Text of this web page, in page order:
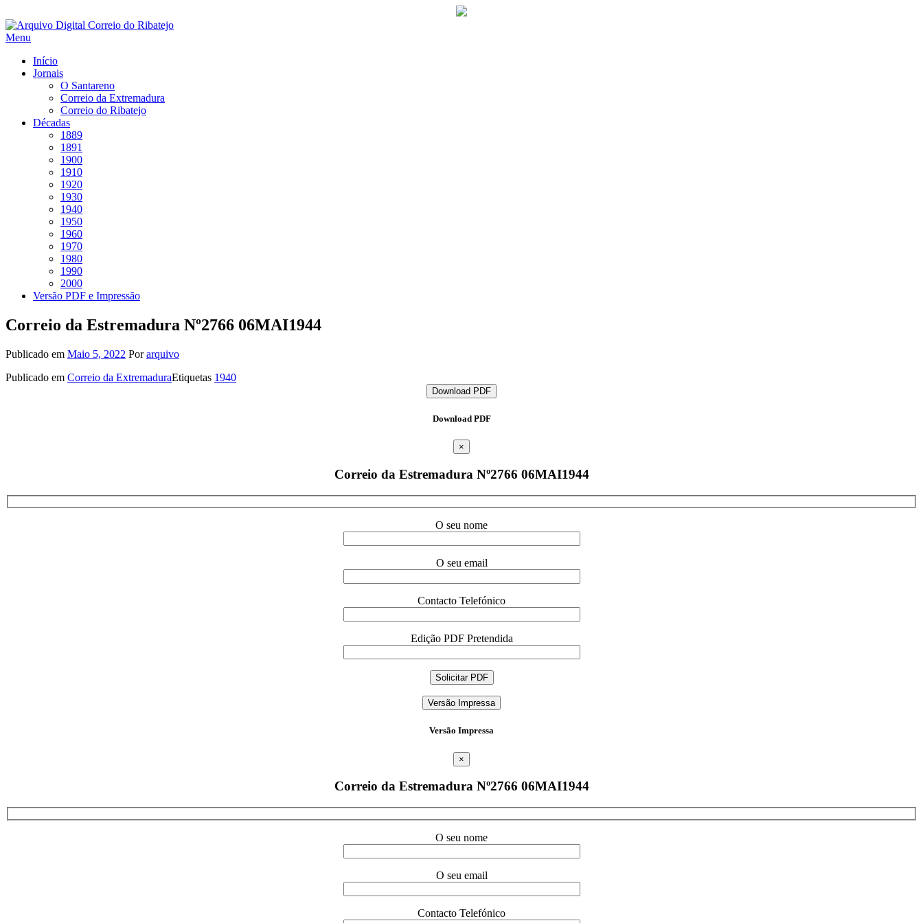
Saltar
para
Menu
Início
Jornais
O Santareno
Correio da Extremadura
Correio do Ribatejo
Décadas
1889
1891
1900
1910
1920
1930
1940
1950
1960
1970
1980
1990
2000
Versão PDF e Impressão
Correio da Estremadura Nº2766 06MAI1944
Publicado em Maio 5, 2022 Porarquivo
Publicado em Correio da ExtremaduraEtiquetas 1940
Download PDF
Download PDF
×
Correio da Estremadura Nº2766 06MAI1944
O seu nome
O seu email
Contacto Telefónico
Edição PDF Pretendida
Versão Impressa
Versão Impressa
×
Correio da Estremadura Nº2766 06MAI1944
O seu nome
O seu email
Contacto Telefónico